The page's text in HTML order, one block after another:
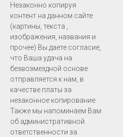
Незаконно копируя
контент на данном сайте
(картины, текста ,
изображения, названия и
прочее) Вы даете согласие,
что Ваша удача на
безвозмездной основе
отправляется к нам, в
качестве платы за
незаконное копирование.
Также мы напоминаем Вам
об административной
ответственности за